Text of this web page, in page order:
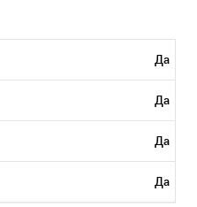
Да
Да
Да
Да